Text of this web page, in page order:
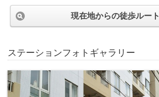
現在地からの徒歩ルート
ステーションフォトギャラリー